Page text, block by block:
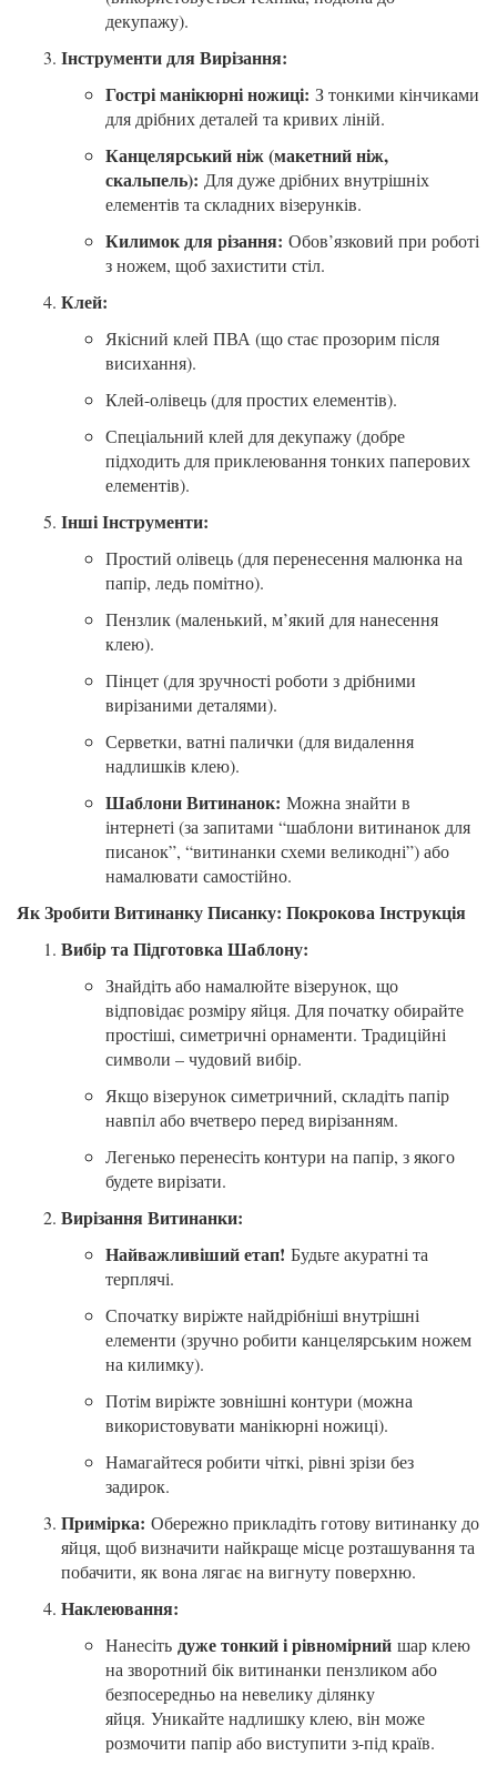
декупажу).
Інструменти для Вирізання:
Гострі манікюрні ножиці: З тонкими кінчиками
для дрібних деталей та кривих ліній.
Канцелярський ніж (макетний ніж,
скальпель): Для дуже дрібних внутрішніх
елементів та складних візерунків.
Килимок для різання: Обов’язковий при роботі
з ножем, щоб захистити стіл.
Клей:
Якісний клей ПВА (що стає прозорим після
висихання).
Клей-олівець (для простих елементів).
Спеціальний клей для декупажу (добре
підходить для приклеювання тонких паперових
елементів).
Інші Інструменти:
Простий олівець (для перенесення малюнка на
папір, ледь помітно).
Пензлик (маленький, м’який для нанесення
клею).
Пінцет (для зручності роботи з дрібними
вирізаними деталями).
Серветки, ватні палички (для видалення
надлишків клею).
Шаблони Витинанок: Можна знайти в
інтернеті (за запитами “шаблони витинанок для
писанок”, “витинанки схеми великодні”) або
намалювати самостійно.
Як Зробити Витинанку Писанку: Покрокова Інструкція
Вибір та Підготовка Шаблону:
Знайдіть або намалюйте візерунок, що
відповідає розміру яйця. Для початку обирайте
простіші, симетричні орнаменти. Традиційні
символи – чудовий вибір.
Якщо візерунок симетричний, складіть папір
навпіл або вчетверо перед вирізанням.
Легенько перенесіть контури на папір, з якого
будете вирізати.
Вирізання Витинанки:
Найважливіший етап! Будьте акуратні та
терплячі.
Спочатку виріжте найдрібніші внутрішні
елементи (зручно робити канцелярським ножем
на килимку).
Потім виріжте зовнішні контури (можна
використовувати манікюрні ножиці).
Намагайтеся робити чіткі, рівні зрізи без
задирок.
Примірка: Обережно прикладіть готову витинанку до
яйця, щоб визначити найкраще місце розташування та
побачити, як вона лягає на вигнуту поверхню.
Наклеювання:
Нанесіть дуже тонкий і рівномірний шар клею
на зворотний бік витинанки пензликом або
безпосередньо на невелику ділянку
яйця. Уникайте надлишку клею, він може
розмочити папір або виступити з-під країв.